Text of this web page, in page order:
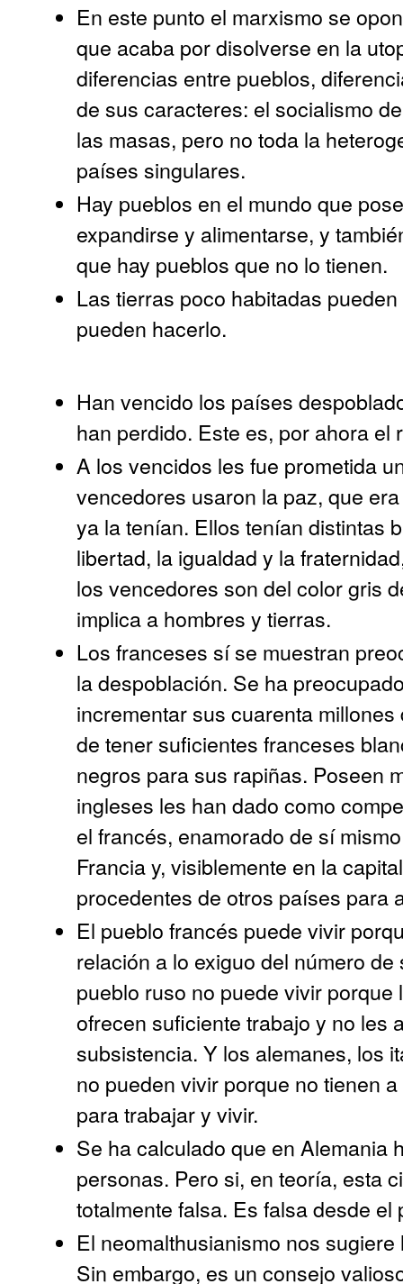
En este punto el marxismo se
que acaba por disolverse en la
diferencias entre pueblos,
de sus caracteres: el socialismo
las masas, pero no toda la
países singulares.
Hay pueblos en el mundo que
expandirse y alimentarse, y
que hay pueblos que no lo tienen.
Las tierras poco habitadas
pueden hacerlo.
Han vencido los países
han perdido. Este es, por ahora el
A los vencidos les fue prometida
vencedores usaron la paz, que
ya la tenían. Ellos tenían distintas
libertad, la igualdad y la
los vencedores son del color gris
implica a hombres y tierras.
Los franceses sí se muestran
la despoblación. Se ha
incrementar sus cuarenta
de tener suficientes franceses
negros para sus rapiñas. Poseen
ingleses les han dado como
el francés, enamorado de sí
Francia y, visiblemente en la
procedentes de otros países para
El pueblo francés puede vivir
relación a lo exiguo del número
pueblo ruso no puede vivir
ofrecen suficiente trabajo y no les
subsistencia. Y los alemanes, los
no pueden vivir porque no tienen
para trabajar y vivir.
Se ha calculado que en Alemania
personas. Pero si, en teoría, esta
totalmente falsa. Es falsa desde
El neomalthusianismo nos
Sin embargo, es un consejo